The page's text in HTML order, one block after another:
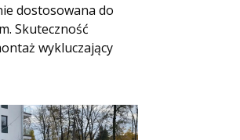
dostosowana do
Skuteczność
wykluczający